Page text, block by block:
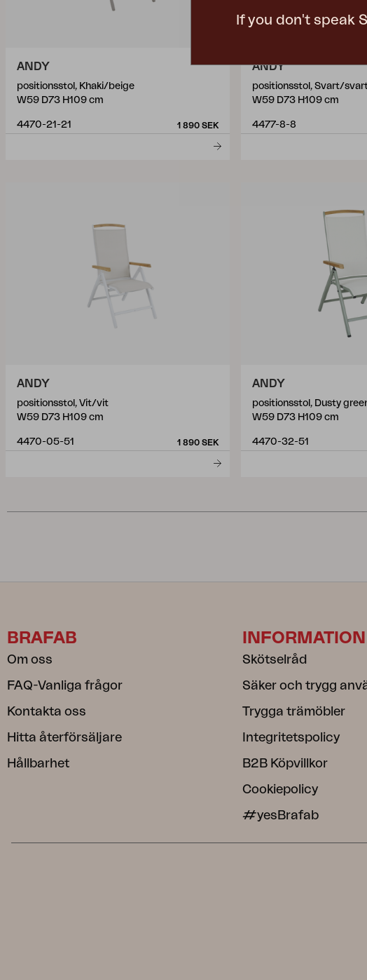
ANDY
positionsstol, Khaki/beige
W59 D73 H109 cm
4470-21-21 1 890 SEK
ANDY
positionsstol, Svart/
W59 D73 H109 cm
4477-8-8
ANDY
positionsstol, Vit/vit
W59 D73 H109 cm
4470-05-51 1 890 SEK
ANDY
positionsstol, Dusty
W59 D73 H109 cm
4470-32-51
If you don't speak
BRAFAB
Om oss
FAQ-Vanliga frågor
Kontakta oss
Hitta återförsäljare
Hållbarhet
INFORMATION
Skötselråd
Säker och trygg
Trygga trämöbler
Integritetspolicy
B2B Köpvillkor
Cookiepolicy
#yesBrafab